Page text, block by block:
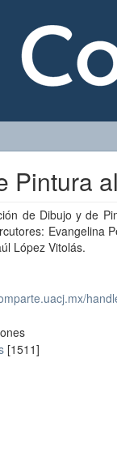
Pintura
de Dibujo y de
Evangelina
López Vitolás.
[1511]